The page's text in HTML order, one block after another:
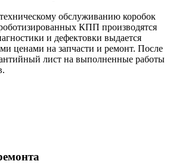
обслуживанию коробок
КПП производятся
и дефектовки выдается
ценами на запчасти и ремонт. После
лист на выполненные работы